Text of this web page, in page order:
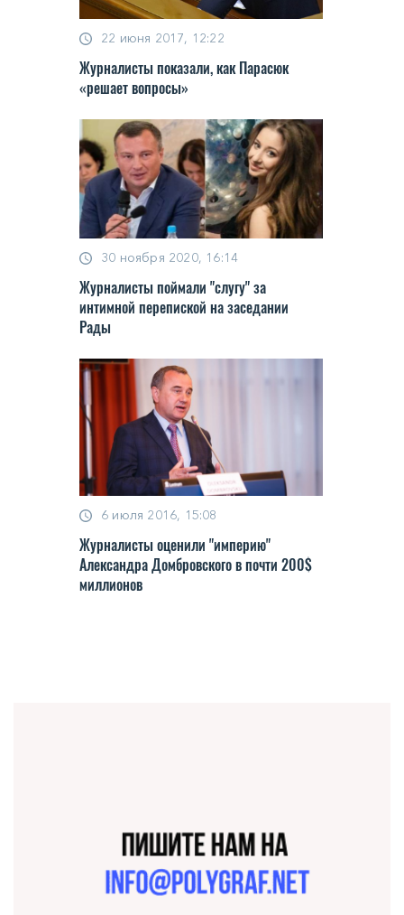
22 июня 2017, 12:22
Журналисты показали, как Парасюк
«решает вопросы»
30 ноября 2020, 16:14
Журналисты поймали "слугу" за
интимной перепиской на заседании
Рады
6 июля 2016, 15:08
Журналисты оценили "империю"
Александра Домбровского в почти 200$
миллионов